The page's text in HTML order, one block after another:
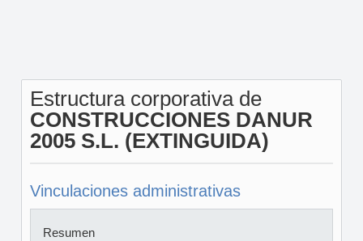
Estructura corporativa de
CONSTRUCCIONES DANUR
2005 S.L. (EXTINGUIDA)
Vinculaciones administrativas
Resumen